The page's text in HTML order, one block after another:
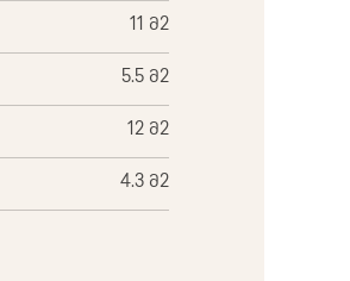
11 მ2
5.5 მ2
12 მ2
4.3 მ2